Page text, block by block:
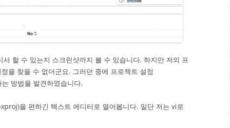
할 수 있는지 스크린샷까지 볼 수 있습니다. 하지만 저의 프
을 찾을 수 없더군요. 그러던 중에 프로젝트 설정
방법을 발견하였습니다.
을 편하긴 텍스트 에디터로 열어봅니다. 일단 저는 vi로